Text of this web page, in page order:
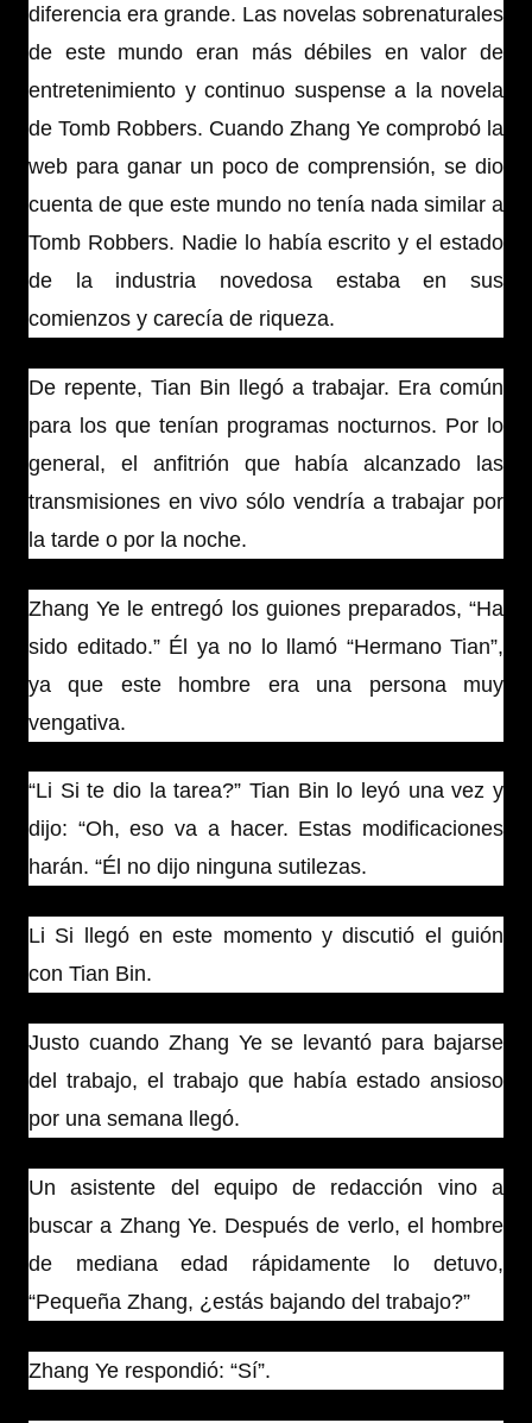
diferencia era grande. Las novelas sobrenaturales
de este mundo eran más débiles en valor de
entretenimiento y continuo suspense a la novela
de Tomb Robbers. Cuando Zhang Ye comprobó la
web para ganar un poco de comprensión, se dio
cuenta de que este mundo no tenía nada similar a
Tomb Robbers. Nadie lo había escrito y el estado
de la industria novedosa estaba en sus
comienzos y carecía de riqueza.
De repente, Tian Bin llegó a trabajar. Era común
para los que tenían programas nocturnos. Por lo
general, el anfitrión que había alcanzado las
transmisiones en vivo sólo vendría a trabajar por
la tarde o por la noche.
Zhang Ye le entregó los guiones preparados, “Ha
sido editado.” Él ya no lo llamó “Hermano Tian”,
ya que este hombre era una persona muy
vengativa.
“Li Si te dio la tarea?” Tian Bin lo leyó una vez y
dijo: “Oh, eso va a hacer. Estas modificaciones
harán. “Él no dijo ninguna sutilezas.
Li Si llegó en este momento y discutió el guión
con Tian Bin.
Justo cuando Zhang Ye se levantó para bajarse
del trabajo, el trabajo que había estado ansioso
por una semana llegó.
Un asistente del equipo de redacción vino a
buscar a Zhang Ye. Después de verlo, el hombre
de mediana edad rápidamente lo detuvo,
“Pequeña Zhang, ¿estás bajando del trabajo?”
Zhang Ye respondió: “Sí”.